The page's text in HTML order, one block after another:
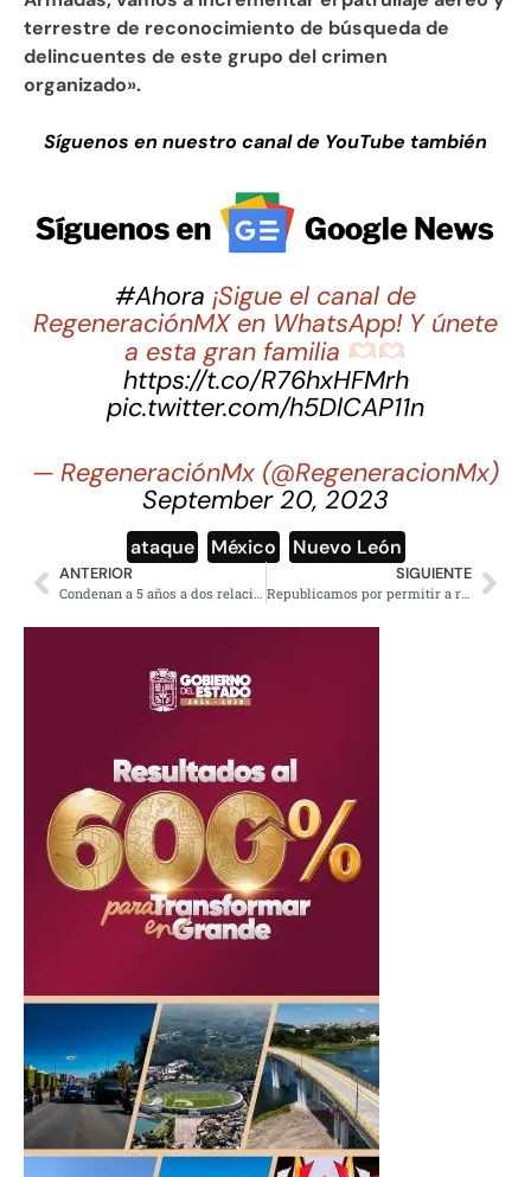
terrestre de reconocimiento de búsqueda de
delincuentes de este grupo del crimen
organizado».
Síguenos en nuestro canal de YouTube también
#Ahora ¡Sigue el canal de
RegeneraciónMX en WhatsApp! Y únete
a esta gran familia
https://t.co/R76hxHFMrh
pic.twitter.com/h5DlCAP11n
— RegeneraciónMx (@RegeneracionMx)
September 20, 2023
ataque México Nuevo León
ANTERIOR
Condenan a 5 años a dos relacionados con el Cártel Inmobiliario de la CDMX
SIGUIENTE
Republicamos por permitir a rancheros matar migrantes en Arizona